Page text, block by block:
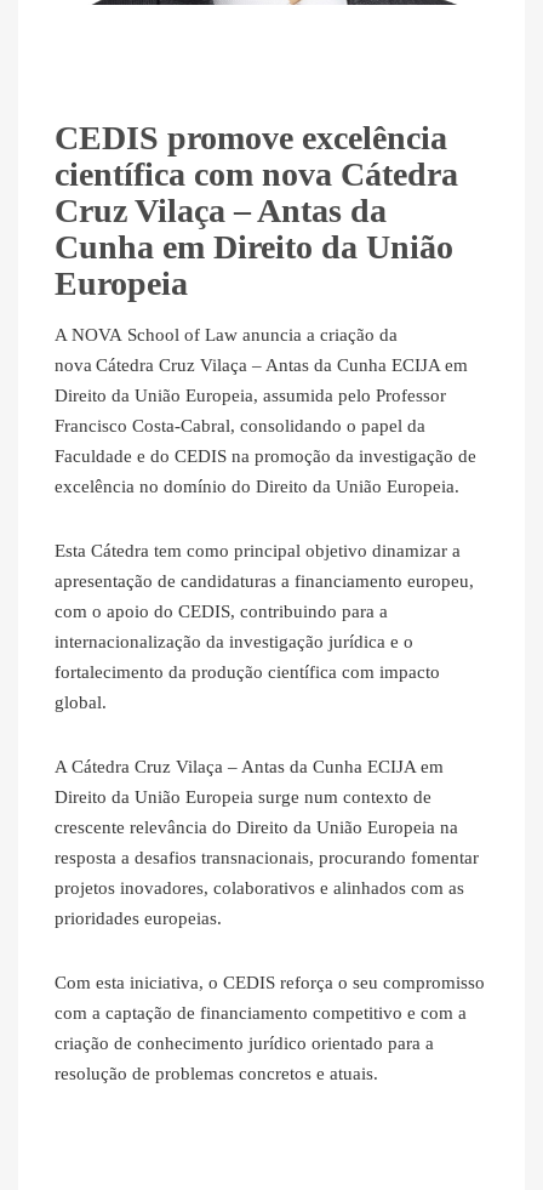
CEDIS promove excelência
científica com nova Cátedra
Cruz Vilaça – Antas da
Cunha em Direito da União
Europeia
A NOVA School of Law anuncia a criação da
nova Cátedra Cruz Vilaça – Antas da Cunha ECIJA em
Direito da União Europeia, assumida pelo Professor
Francisco Costa-Cabral, consolidando o papel da
Faculdade e do CEDIS na promoção da investigação de
excelência no domínio do Direito da União Europeia.
Esta Cátedra tem como principal objetivo dinamizar a
apresentação de candidaturas a financiamento europeu,
com o apoio do CEDIS, contribuindo para a
internacionalização da investigação jurídica e o
fortalecimento da produção científica com impacto
global.
A Cátedra Cruz Vilaça – Antas da Cunha ECIJA em
Direito da União Europeia surge num contexto de
crescente relevância do Direito da União Europeia na
resposta a desafios transnacionais, procurando fomentar
projetos inovadores, colaborativos e alinhados com as
prioridades europeias.
Com esta iniciativa, o CEDIS reforça o seu compromisso
com a captação de financiamento competitivo e com a
criação de conhecimento jurídico orientado para a
resolução de problemas concretos e atuais.